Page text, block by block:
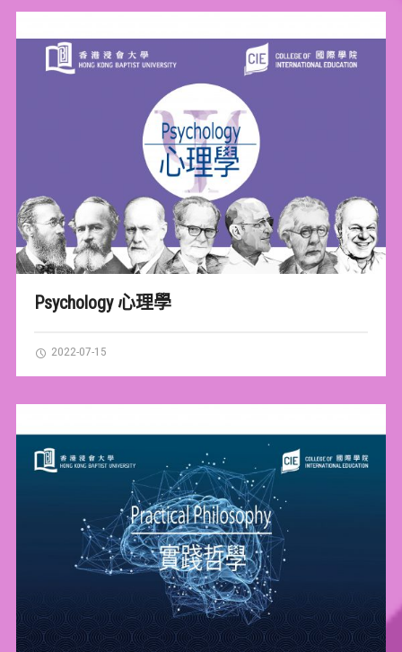
Psychology 心理學
2022-07-15